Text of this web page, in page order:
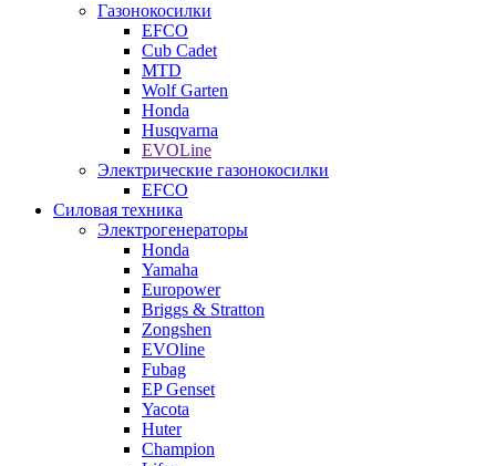
Газонокосилки
EFCO
Cub Cadet
MTD
Wolf Garten
Honda
Husqvarna
EVOLine
Электрические газонокосилки
EFCO
Силовая техника
Электрогенераторы
Honda
Yamaha
Europower
Briggs & Stratton
Zongshen
EVOline
Fubag
EP Genset
Yacota
Huter
Champion